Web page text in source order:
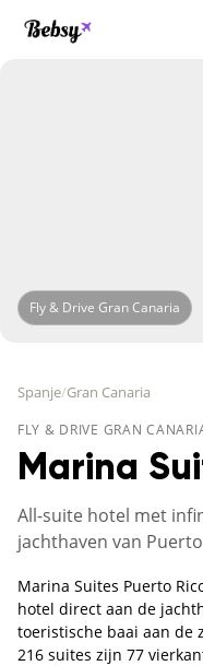
Fly & Drive Gran Canaria
Spanje/Gran Canaria
FLY & DRIVE GRAN
Marina
All-suite hotel met
jachthaven van
Marina Suites Puerto
hotel direct aan de
toeristische baai aan de
216 suites zijn 77